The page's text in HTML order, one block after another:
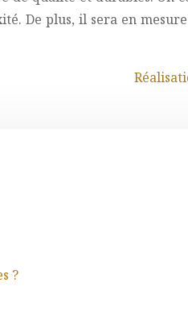
De plus, il sera en
?